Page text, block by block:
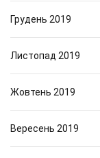
Грудень 2019
Листопад 2019
Жовтень 2019
Вересень 2019